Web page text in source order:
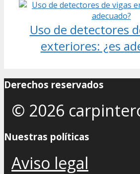
Uso de detectores
exteriores: ¿es
Derechos reservados
© 2026
Nuestras políticas
Aviso legal